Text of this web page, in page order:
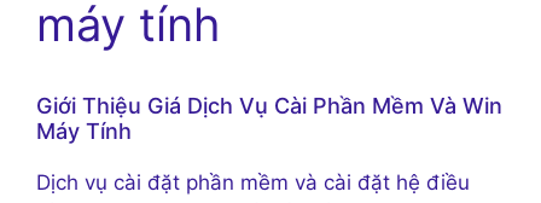
máy tính
Giới Thiệu Giá Dịch Vụ Cài Phần Mềm Và Win
Máy Tính
Dịch vụ cài đặt phần mềm và cài đặt hệ điều